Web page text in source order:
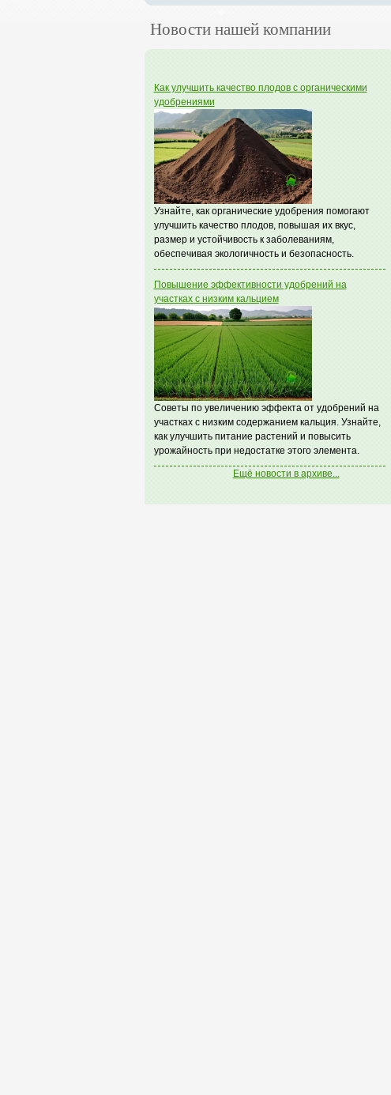
Новости нашей компании
Как улучшить качество плодов с органическими
удобрениями
Узнайте, как органические удобрения помогают
улучшить качество плодов, повышая их вкус,
размер и устойчивость к заболеваниям,
обеспечивая экологичность и безопасность.
Повышение эффективности удобрений на
участках с низким кальцием
Советы по увеличению эффекта от удобрений на
участках с низким содержанием кальция. Узнайте,
как улучшить питание растений и повысить
урожайность при недостатке этого элемента.
Ещё новости в архиве...